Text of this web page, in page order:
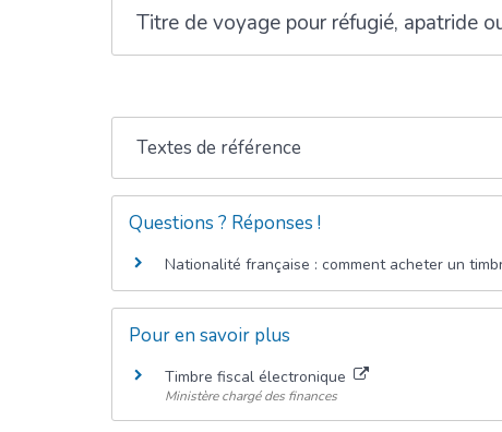
Titre de voyage pour réfugié, apatride
Textes de référence
Questions ? Réponses !
Nationalité française : comment acheter un
Pour en savoir plus
Timbre fiscal électronique
Ministère chargé des finances